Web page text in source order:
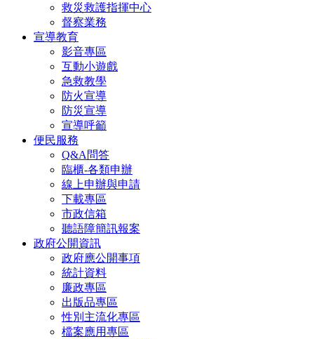
救災救護指揮中心
督察業務
宣導教育
影音專區
互動小遊戲
急救教學
防火宣導
防災宣導
宣導呼籲
便民服務
Q&A問答
臨櫃-各類申辦
線上申辦與申請
下載專區
市政信箱
聽語障簡訊報案
政府公開資訊
政府應公開事項
統計資料
廉政專區
出版品專區
性別主流化專區
檔案應用專區